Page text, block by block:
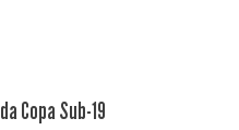
Copa Sub-19